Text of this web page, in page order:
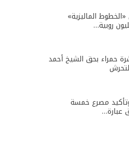
الماليزية»
حمراء بحق الشيخ أحمد
راكباً وتأكيد مصرع خمسة